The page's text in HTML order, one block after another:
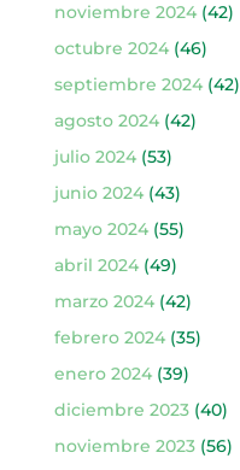
noviembre 2024(42)
octubre 2024(46)
septiembre 2024(42)
agosto 2024(42)
julio 2024(53)
junio 2024(43)
mayo 2024(55)
abril 2024(49)
marzo 2024(42)
febrero 2024(35)
enero 2024(39)
diciembre 2023(40)
noviembre 2023(56)